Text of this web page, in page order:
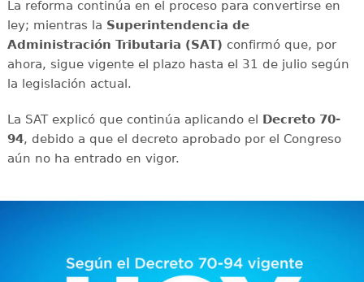
La reforma continúa en el proceso para convertirse en
ley; mientras la Superintendencia de
Administración Tributaria (SAT) confirmó que, por
ahora, sigue vigente el plazo hasta el 31 de julio según
la legislación actual.
La SAT explicó que continúa aplicando el Decreto 70-
94, debido a que el decreto aprobado por el Congreso
aún no ha entrado en vigor.